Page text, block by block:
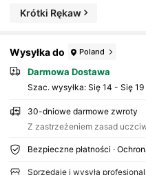
Krótki Rękaw
Wysyłka do Poland
Darmowa Dostawa
Szac. wysyłka: Się 14 - Się 19
30-dniowe darmowe zwroty
Z zastrzeżeniem zasad
Bezpieczne płatności ·
Sprzedaje i wysyła